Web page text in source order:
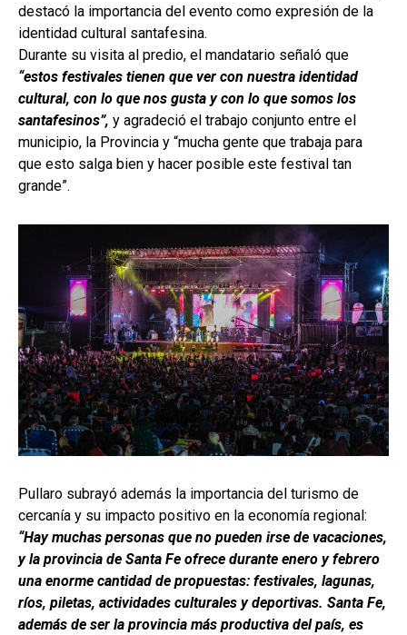
destacó la importancia del evento como expresión de la
identidad cultural santafesina.
Durante su visita al predio, el mandatario señaló que
“estos festivales tienen que ver con nuestra identidad
cultural, con lo que nos gusta y con lo que somos los
santafesinos”, y agradeció el trabajo conjunto entre el
municipio, la Provincia y “mucha gente que trabaja para
que esto salga bien y hacer posible este festival tan
grande”.
Pullaro subrayó además la importancia del turismo de
cercanía y su impacto positivo en la economía regional:
“Hay muchas personas que no pueden irse de vacaciones,
y la provincia de Santa Fe ofrece durante enero y febrero
una enorme cantidad de propuestas: festivales, lagunas,
ríos, piletas, actividades culturales y deportivas. Santa Fe,
además de ser la provincia más productiva del país, es